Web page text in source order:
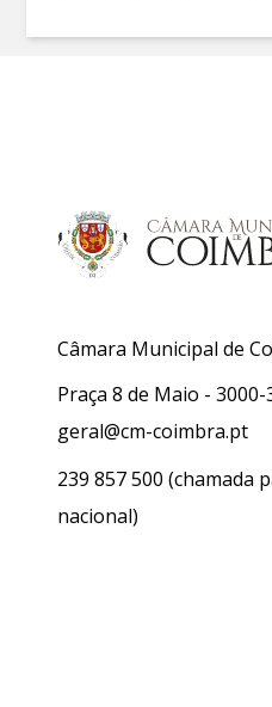
Câmara Municipal de
Praça 8 de Maio -
geral@cm-coimbra.pt
239 857 500 (chamada
nacional)